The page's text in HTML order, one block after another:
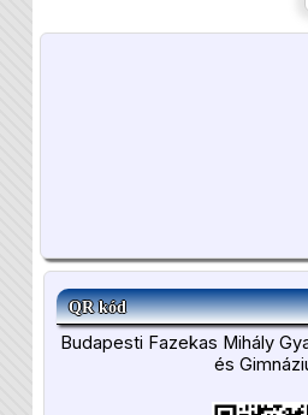
QR kód
Budapesti Fazekas Mihály
és